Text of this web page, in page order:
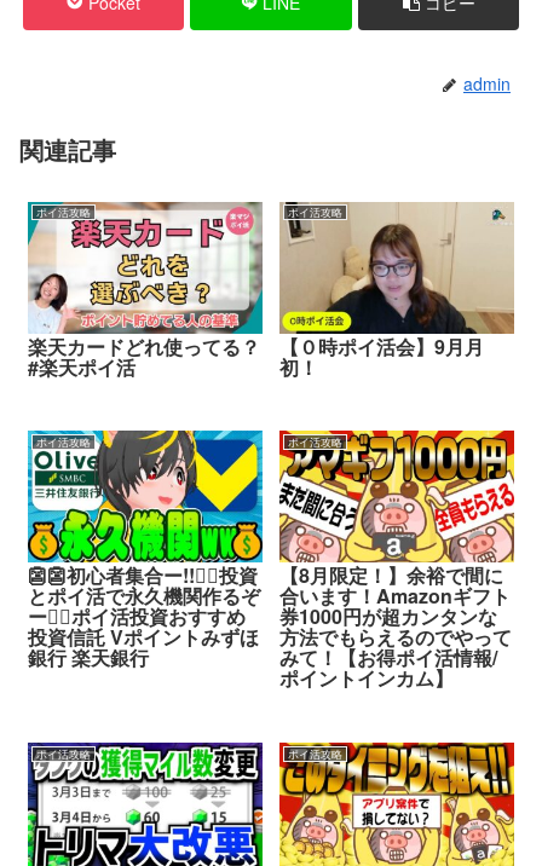
admin
関連記事
ポイ活攻略
楽天カードどれ使ってる？
#楽天ポイ活
ポイ活攻略
【０時ポイ活会】9月月
初！
ポイ活攻略
👺👺初心者集合ー!!🙆‍♂️投資
とポイ活で永久機関作るぞ
ー🙆‍♂️ポイ活投資おすすめ
投資信託 Vポイントみずほ
銀行 楽天銀行
ポイ活攻略
【8月限定！】余裕で間に
合います！Amazonギフト
券1000円が超カンタンな
方法でもらえるのでやって
みて！【お得ポイ活情報/
ポイントインカム】
ポイ活攻略 ポイ活攻略